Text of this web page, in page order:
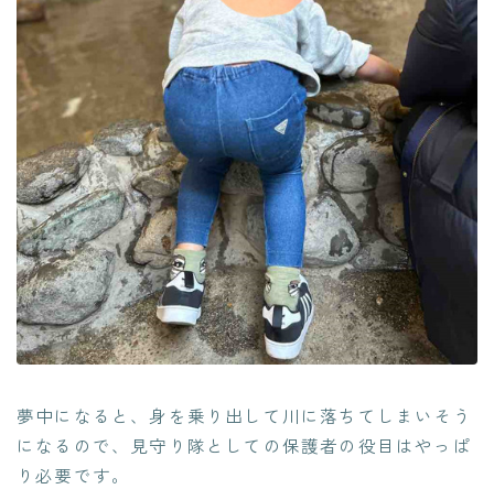
夢中になると、身を乗り出して川に落ちてしまいそう
になるので、見守り隊としての保護者の役目はやっぱ
り必要です。